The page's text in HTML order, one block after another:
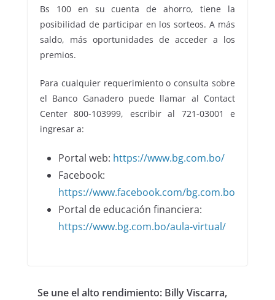
Bs 100 en su cuenta de ahorro, tiene la
posibilidad de participar en los sorteos. A más
saldo, más oportunidades de acceder a los
premios.
Para cualquier requerimiento o consulta sobre
el Banco Ganadero puede llamar al Contact
Center 800-103999, escribir al 721-03001 e
ingresar a:
Portal web: https://www.bg.com.bo/
Facebook:
https://www.facebook.com/bg.com.bo
Portal de educación financiera:
https://www.bg.com.bo/aula-virtual/
Se une el alto rendimiento: Billy Viscarra,